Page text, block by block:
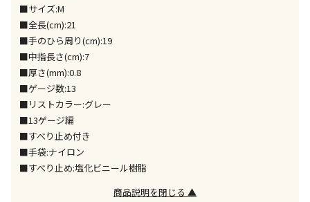
※支払い方法の代金引換は選択できません。
※電話注文はできません。
宅配のみでお届けする商品です（店舗受取は選択でき
ません）
※「宅配・店舗受取」「宅配のみ」マークの商品のみ
同時購入が可能です
午前9時までのご注文確定した商品については、当日に
出荷いたします。
ただし、メーカーの営業日に基づき出荷手続きを行う
また、日曜・祝日や年末年始などの長期休業期間中
■サイズ:M
■全長(cm):21
■手のひら周り(cm):19
■中指長さ(cm):7
■厚さ(mm):0.8
■ゲージ数:13
■リストカラー:グレー
■13ゲージ編
■すべり止め付き
■手袋:ナイロン
■すべり止め:塩化ビニール樹脂
商品説明を閉じる ▲